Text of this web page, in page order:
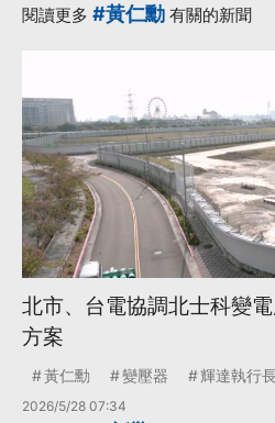
閱讀更多 #黃仁勳 有關的新聞
北市、台電協調北士科變
方案
黃仁勳 變壓器 輝達執行
2026/5/28 07:34